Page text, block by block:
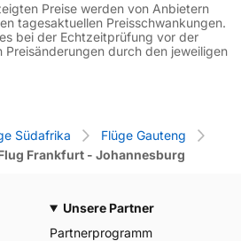
Preise werden von Anbietern
tagesaktuellen Preisschwankungen.
bei der Echtzeitprüfung vor der
durch den jeweiligen
Südafrika
Flüge Gauteng
Frankfurt - Johannesburg
Unsere Partner
Partnerprogramm